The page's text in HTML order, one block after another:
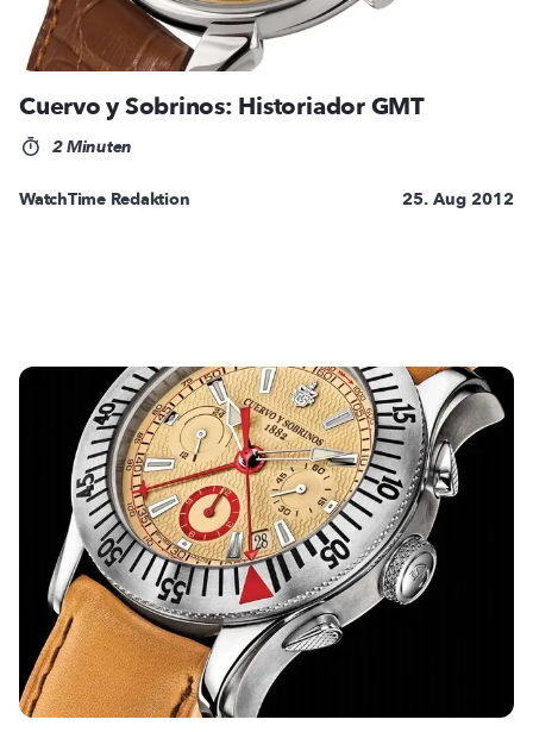
Cuervo y Sobrinos: Historiador GMT
2 Minuten
WatchTime Redaktion 25. Aug 2012